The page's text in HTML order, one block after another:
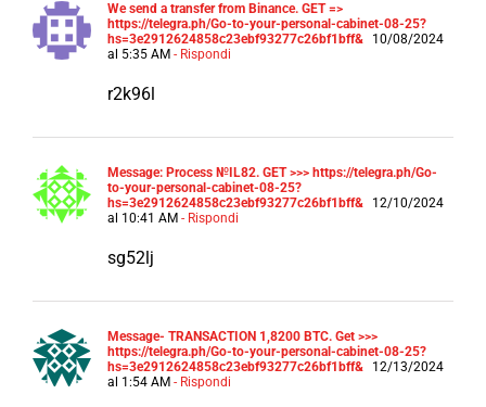
We send a transfer from Binance. GЕТ =>
https://telegra.ph/Go-to-your-personal-cabinet-08-25?
hs=3e2912624858c23ebf93277c26bf1bff&
10/08/2024
al 5:35 AM - Rispondi
r2k96l
Message: Process №IL82. GET >>> https://telegra.ph/Go-
to-your-personal-cabinet-08-25?
hs=3e2912624858c23ebf93277c26bf1bff&
12/10/2024
al 10:41 AM - Rispondi
sg52lj
Message- TRANSACTION 1,8200 BTC. Get >>>
https://telegra.ph/Go-to-your-personal-cabinet-08-25?
hs=3e2912624858c23ebf93277c26bf1bff&
12/13/2024
al 1:54 AM - Rispondi